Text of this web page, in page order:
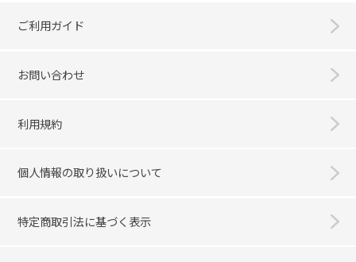
ご利用ガイド
お問い合わせ
利用規約
個人情報の取り扱いについて
特定商取引法に基づく表示